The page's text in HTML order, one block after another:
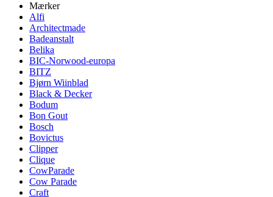
Mærker
Alfi
Architectmade
Badeanstalt
Belika
BIC-Norwood-europa
BITZ
Bjørn Wiinblad
Black & Decker
Bodum
Bon Gout
Bosch
Bovictus
Clipper
Clique
CowParade
Cow Parade
Craft